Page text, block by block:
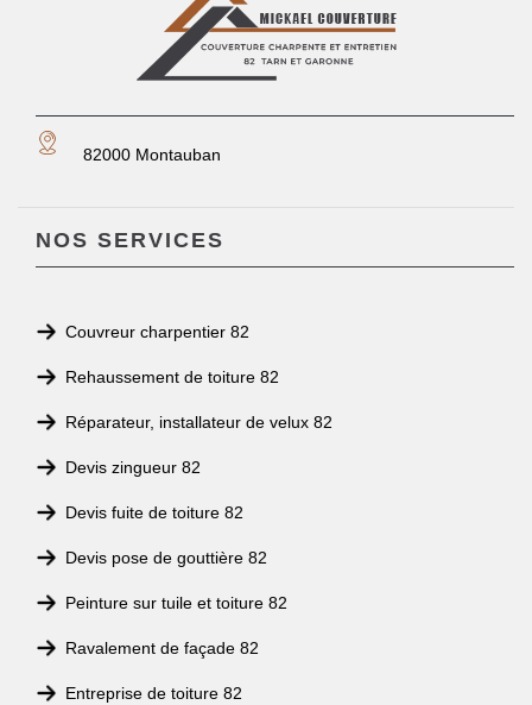
82000 Montauban
NOS SERVICES
Couvreur charpentier 82
Rehaussement de toiture 82
Réparateur, installateur de velux 82
Devis zingueur 82
Devis fuite de toiture 82
Devis pose de gouttière 82
Peinture sur tuile et toiture 82
Ravalement de façade 82
Entreprise de toiture 82